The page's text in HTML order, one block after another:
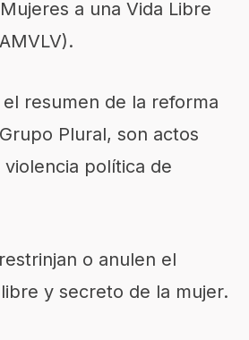
a una Vida Libre
resumen de la reforma
Plural, son actos
política de
o anulen el
y secreto de la mujer.